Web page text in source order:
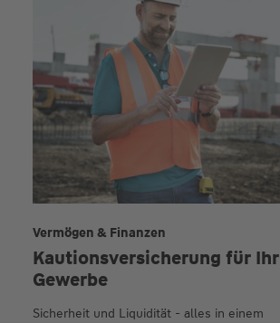
Kautionsversicherung für Ihr
Gewerbe
Vermögen & Finanzen
Sicherheit und Liquidität - alles in einem